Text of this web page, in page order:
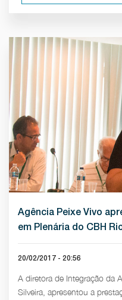
Agência Peixe Vivo
em Plenária do CBH
20/02/2017 - 20:56
A diretora de Integração da
Silveira, apresentou a